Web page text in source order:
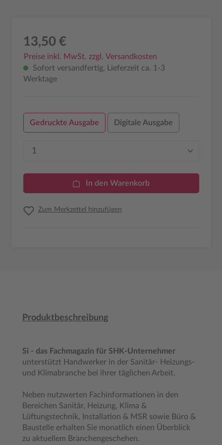
13,50 €
Preise inkl. MwSt. zzgl. Versandkosten
Sofort versandfertig, Lieferzeit ca. 1-3
Werktage
Gedruckte Ausgabe Digitale Ausgabe
Produkt Anzahl: Gib den gewünschten
In den Warenkorb
Zum Merkzettel hinzufügen
Produktbeschreibung
Si - das Fachmagazin für SHK-Unternehmer
unterstützt Handwerker in der Sanitär- Heizungs-
und Klimabranche bei ihrer täglichen Arbeit.
Neben nutzwerten Fachinformationen in den
Bereichen Sanitär, Heizung, Klima &
Lüftungstechnik, Installation & MSR sowie Büro &
Baustelle erhalten Sie monatlich einen Überblick
zu aktuellem Branchengeschehen.